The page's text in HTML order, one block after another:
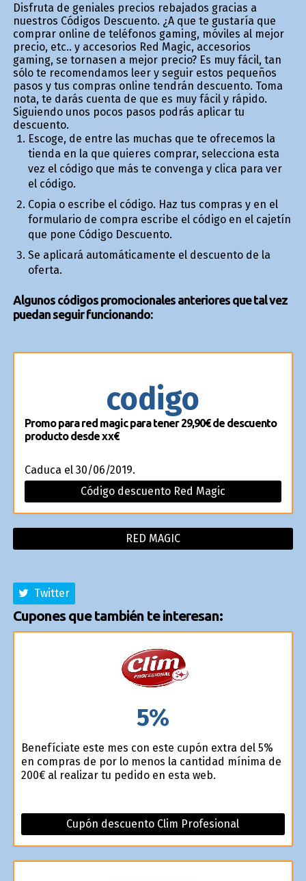
Disfruta de geniales precios rebajados gracias a
nuestros Códigos Descuento. ¿A que te gustaría que
comprar online de teléfonos gaming, móviles al mejor
precio, etc.. y accesorios Red Magic, accesorios
gaming, se tornasen a mejor precio? Es muy fácil, tan
sólo te recomendamos leer y seguir estos pequeños
pasos y tus compras online tendrán descuento. Toma
nota, te darás cuenta de que es muy fácil y rápido.
Siguiendo unos pocos pasos podrás aplicar tu
descuento.
Escoge, de entre las muchas que te ofrecemos la
tienda en la que quieres comprar, selecciona esta
vez el código que más te convenga y clica para ver
el código.
Copia o escribe el código. Haz tus compras y en el
formulario de compra escribe el código en el cajetín
que pone Código Descuento.
Se aplicará automáticamente el descuento de la
oferta.
Algunos códigos promocionales anteriores que tal vez
puedan seguir funcionando:
codigo
Promo para red magic para tener 29,90€ de descuento
producto desde xx€
Caduca el 30/06/2019.
Código descuento Red Magic
RED MAGIC
Twitter
Cupones que también te interesan:
5%
Benefíciate este mes con este cupón extra del 5%
en compras de por lo menos la cantidad mínima de
200€ al realizar tu pedido en esta web.
Cupón descuento Clim Profesional